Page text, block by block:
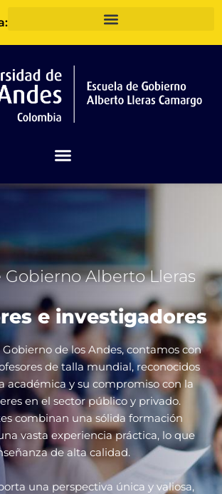
Gobierno Alberto Lleras
e investigadores
Gobierno de los Andes, contamos con
de talla mundial, reconocidos
académica y su compromiso con la
en el sector público y privado.
combinan una sólida formación
vasta experiencia práctica, lo que
de alta calidad.
una perspectiva única y valiosa,